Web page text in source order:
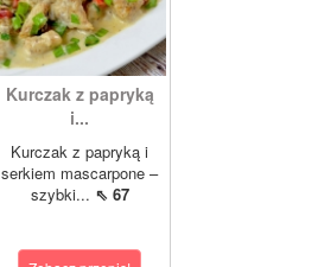
Kurczak z papryką
i...
Kurczak z papryką i
serkiem mascarpone –
szybki... ⇖ 67